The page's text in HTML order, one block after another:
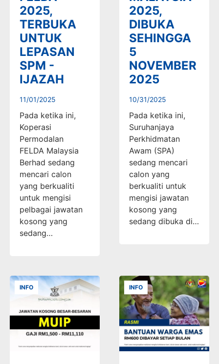
2025,
TERBUKA
UNTUK
LEPASAN
SPM -
IJAZAH
11/01/2025
Pada ketika ini,
Koperasi
Permodalan
FELDA Malaysia
Berhad sedang
mencari calon
yang berkualiti
untuk mengisi
pelbagai jawatan
kosong yang
sedang…
2025,
DIBUKA
SEHINGGA
5
NOVEMBER
2025
10/31/2025
Pada ketika ini,
Suruhanjaya
Perkhidmatan
Awam (SPA)
sedang mencari
calon yang
berkualiti untuk
mengisi jawatan
kosong yang
sedang dibuka di…
INFO INFO